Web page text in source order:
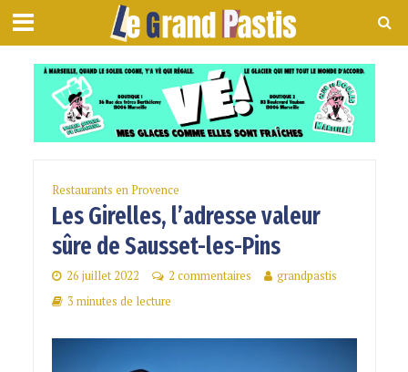
Restaurants en Provence
Les Girelles, l’adresse valeur
sûre de Sausset-les-Pins
26 juillet 2022 2 commentaires
grandpastis
3 minutes de lecture